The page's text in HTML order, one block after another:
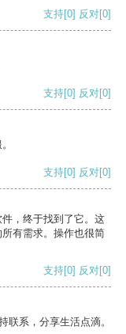
支持[0] 反对[0]
支持[0] 反对[0]
支持[0] 反对[0]
，终于找到了它。这
有需求。操作也很简
支持[0] 反对[0]
联系，分享生活点滴。